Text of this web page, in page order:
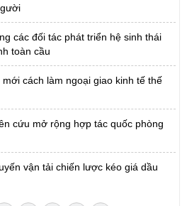
các đối tác phát triển hệ sinh thái
toàn cầu
cách làm ngoại giao kinh tế thế
cứu mở rộng hợp tác quốc phòng
vận tải chiến lược kéo giá dầu